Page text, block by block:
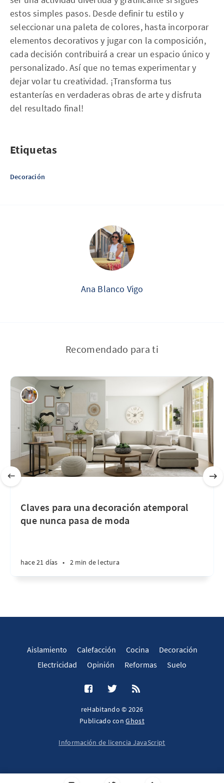
estos simples pasos. Desde definir tu estilo y
seleccionar una paleta de colores, hasta incorporar
elementos decorativos y jugar con la composición,
cada decisión contribuirá a crear un espacio único y
personalizado. Así que no temas experimentar y
dejar volar tu creatividad. ¡Transforma tus
estanterías en verdaderas obras de arte y disfruta
del resultado final!
Etiquetas
Decoración
Ana Blanco Vigo
Recomendado para ti
Claves para una decoración atemporal
que nunca pasa de moda
hace 21 días • 2 min de lectura
Aislamiento Calefacción Cocina
Decoración
Electricidad
Opinión Reformas Suelo
reHabitando © 2026
Publicado conGhost
Información de licencia JavaScript